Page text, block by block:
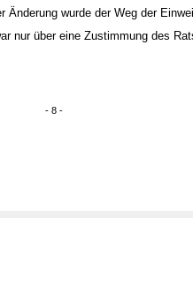
dieser Stelle aus betreut und
Änderung wurde der Weg der